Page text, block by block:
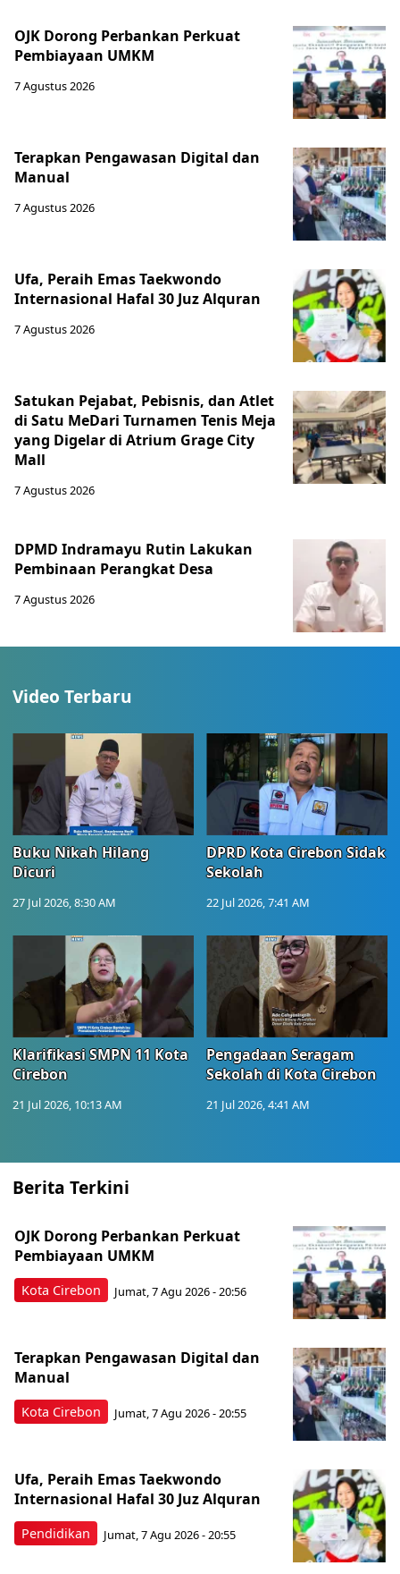
OJK Dorong Perbankan Perkuat
Pembiayaan UMKM
7 Agustus 2026
Terapkan Pengawasan Digital dan
Manual
7 Agustus 2026
Ufa, Peraih Emas Taekwondo
Internasional Hafal 30 Juz Alquran
7 Agustus 2026
Satukan Pejabat, Pebisnis, dan Atlet
di Satu MeDari Turnamen Tenis Meja
yang Digelar di Atrium Grage City
Mall
7 Agustus 2026
DPMD Indramayu Rutin Lakukan
Pembinaan Perangkat Desa
7 Agustus 2026
Video Terbaru
Buku Nikah Hilang
Dicuri
27 Jul 2026, 8:30 AM
DPRD Kota Cirebon Sidak
Sekolah
22 Jul 2026, 7:41 AM
Klarifikasi SMPN 11 Kota
Cirebon
21 Jul 2026, 10:13 AM
Pengadaan Seragam
Sekolah di Kota Cirebon
21 Jul 2026, 4:41 AM
Berita Terkini
Kota Cirebon
OJK Dorong Perbankan Perkuat
Pembiayaan UMKM
Jumat, 7 Agu 2026 - 20:56
Kota Cirebon
Terapkan Pengawasan Digital dan
Manual
Jumat, 7 Agu 2026 - 20:55
Pendidikan
Ufa, Peraih Emas Taekwondo
Internasional Hafal 30 Juz Alquran
Jumat, 7 Agu 2026 - 20:55